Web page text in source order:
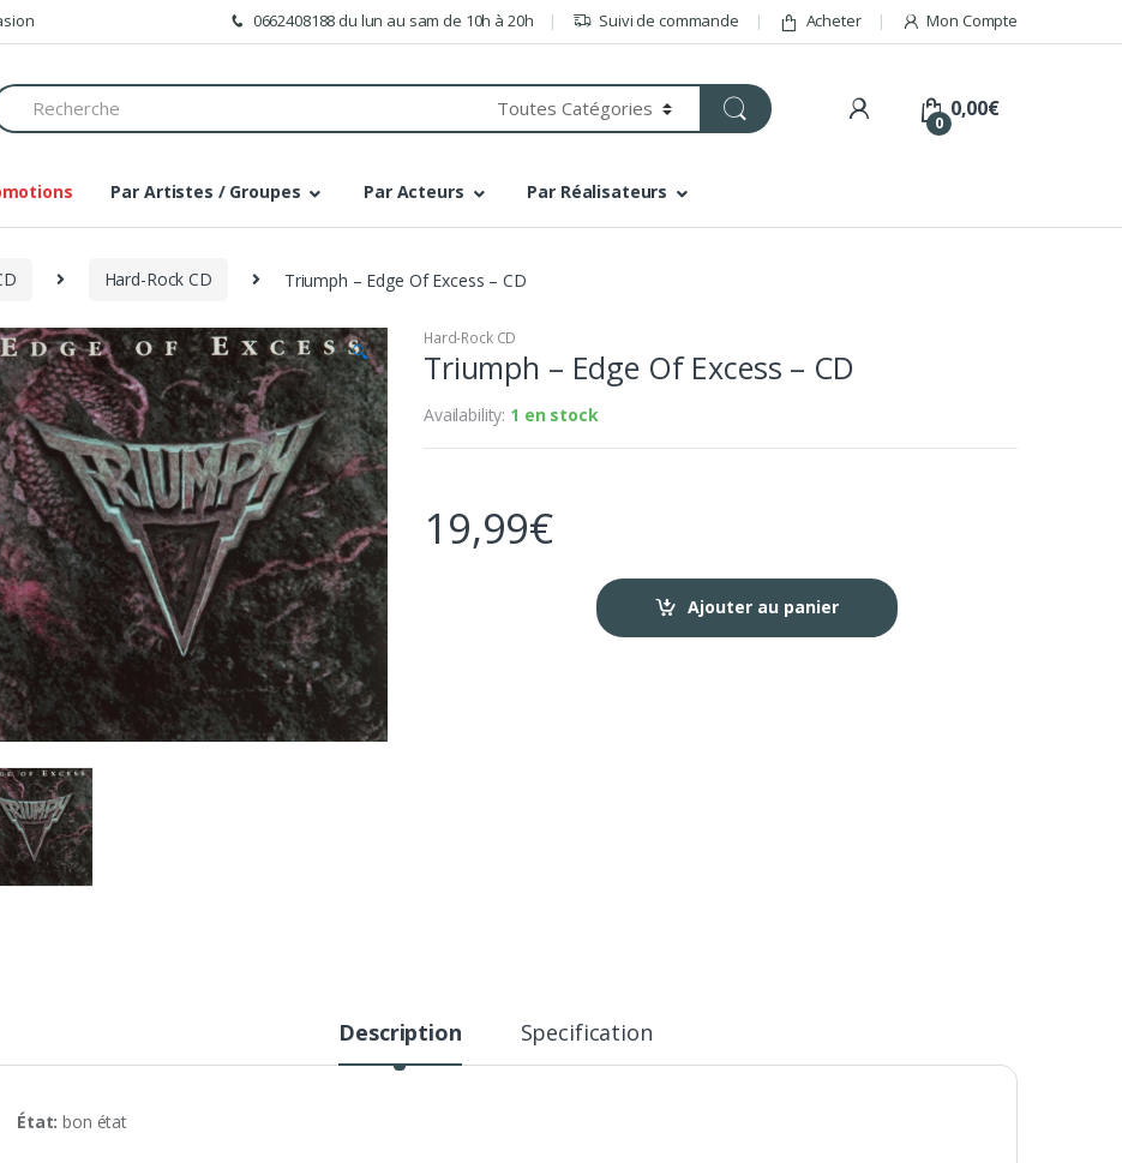
0662408188 du lun au sam de 10h à 20h Suivi de commande Acheter Mon Compte
0
0,00€
Par Artistes / Groupes Par Acteurs Par Réalisateurs
Hard-Rock CD Triumph – Edge Of Excess – CD
🔍
Hard-Rock CD
Triumph – Edge Of Excess – CD
Availability: 1 en stock
19,99€
Ajouter au panier
Description Specification
État: bon état